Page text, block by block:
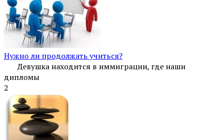
Нужно ли продолжать учиться?
Девушка находится в иммиграции, где наши
дипломы
2